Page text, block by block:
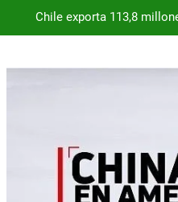
Chile exporta 113,8
Chile exporta 113,8
Dependencia de Brasil: por qué